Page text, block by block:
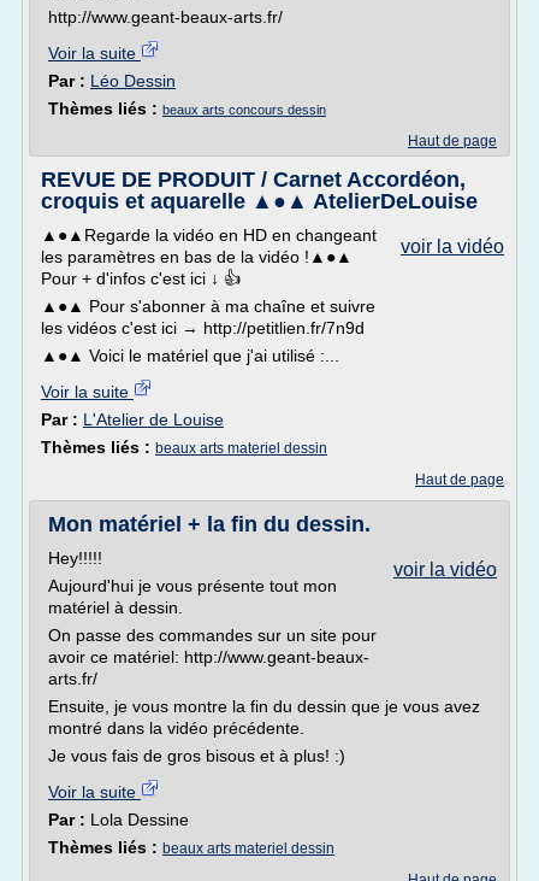
http://www.geant-beaux-arts.fr/
Voir la suite
Par : Léo Dessin
Thèmes liés : beaux arts concours dessin
Haut de page
REVUE DE PRODUIT / Carnet Accordéon,
croquis et aquarelle ▲●▲ AtelierDeLouise
voir la vidéo
▲●▲Regarde la vidéo en HD en changeant
les paramètres en bas de la vidéo !▲●▲
Pour + d'infos c'est ici ↓ 👍
▲●▲ Pour s'abonner à ma chaîne et suivre
les vidéos c'est ici → http://petitlien.fr/7n9d
▲●▲ Voici le matériel que j'ai utilisé :...
Voir la suite
Par : L'Atelier de Louise
Thèmes liés : beaux arts materiel dessin
Haut de page
Mon matériel + la fin du dessin.
voir la vidéo
Hey!!!!!
Aujourd'hui je vous présente tout mon
matériel à dessin.
On passe des commandes sur un site pour
avoir ce matériel: http://www.geant-beaux-
arts.fr/
Ensuite, je vous montre la fin du dessin que je vous avez
montré dans la vidéo précédente.
Je vous fais de gros bisous et à plus! :)
Voir la suite
Par : Lola Dessine
Thèmes liés : beaux arts materiel dessin